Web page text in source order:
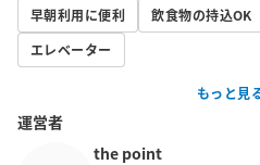
格安料金でリモートワーク、テレ
用いただけます。
個室専用鍵もございますので、長
周囲にはコンビニや飲食店も多数
結なので、荷物や機材の搬入もスム
早朝利用に便利 飲食物の持込OK
エレベーター
もっと見
運営者
the point